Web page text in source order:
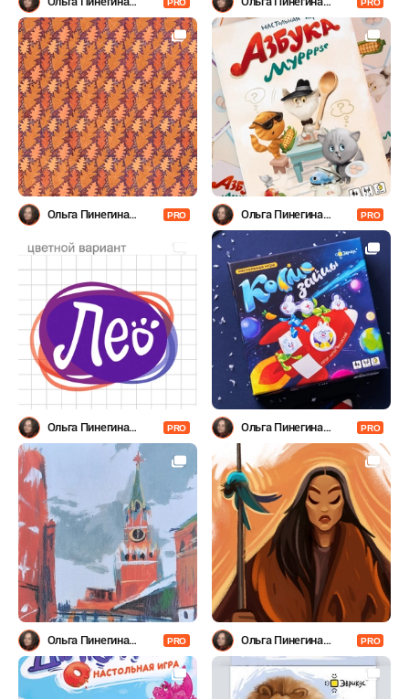
(Гумерова)
PRO
(Гумерова)
PRO
Ольга Пинегина
PRO
Ольга Пинегина
(Гумерова)
PRO
Ольга Пинегина
(Гумерова)
PRO
Ольга Пинегина
(Гумерова)
PRO
Ольга Пинегина
(Гумерова)
PRO
Ольга Пинегина
(Гумерова)
PRO